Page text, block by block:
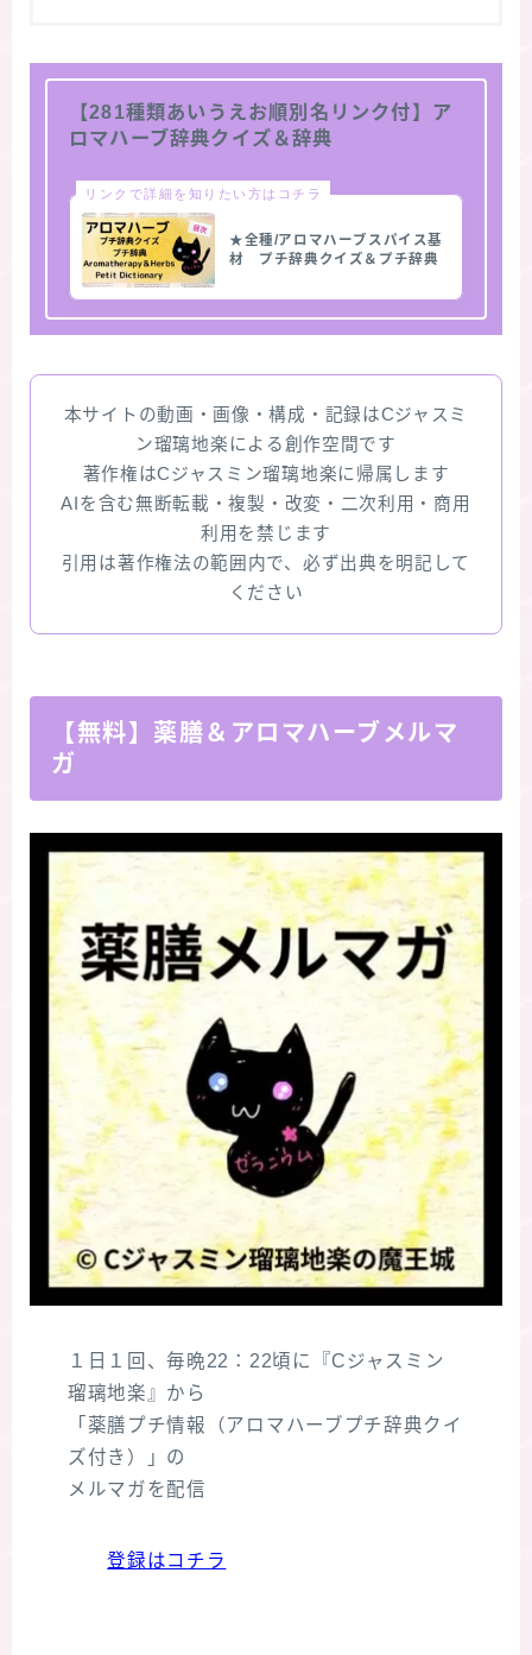
【281種類あいうえお順別名リンク付】ア
ロマハーブ辞典クイズ＆辞典
リンクで詳細を知りたい方はコチラ
★全種/アロマハーブスパイス基
材 プチ辞典クイズ＆プチ辞典
本サイトの動画・画像・構成・記録はCジャスミ
ン瑠璃地楽による創作空間です
著作権はCジャスミン瑠璃地楽に帰属します
AIを含む無断転載・複製・改変・二次利用・商用
利用を禁じます
引用は著作権法の範囲内で、必ず出典を明記して
ください
【無料】薬膳＆アロマハーブメルマ
ガ
１日１回、毎晩22：22頃に『Cジャスミン
瑠璃地楽』から
「薬膳プチ情報（アロマハーブプチ辞典クイ
ズ付き）」の
メルマガを配信
登録はコチラ